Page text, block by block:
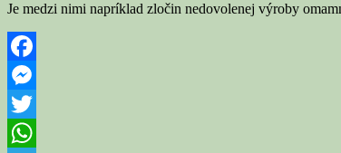
Je medzi nimi napríklad zločin nedovolenej výroby
Facebook
Messenger
Twitter